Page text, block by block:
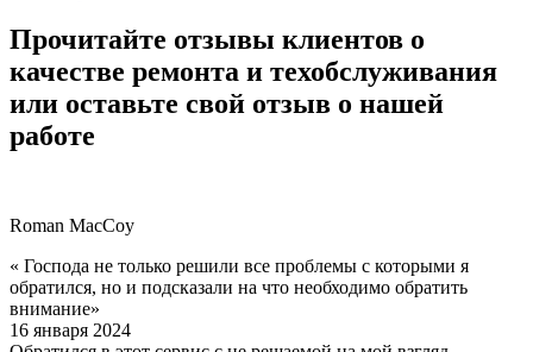
Прочитайте отзывы клиентов о
качестве ремонта и техобслуживания
или оставьте свой отзыв о нашей
работе
Roman MacCoy
« Господа не только решили все проблемы с которыми я
обратился, но и подсказали на что необходимо обратить
внимание»
16 января 2024